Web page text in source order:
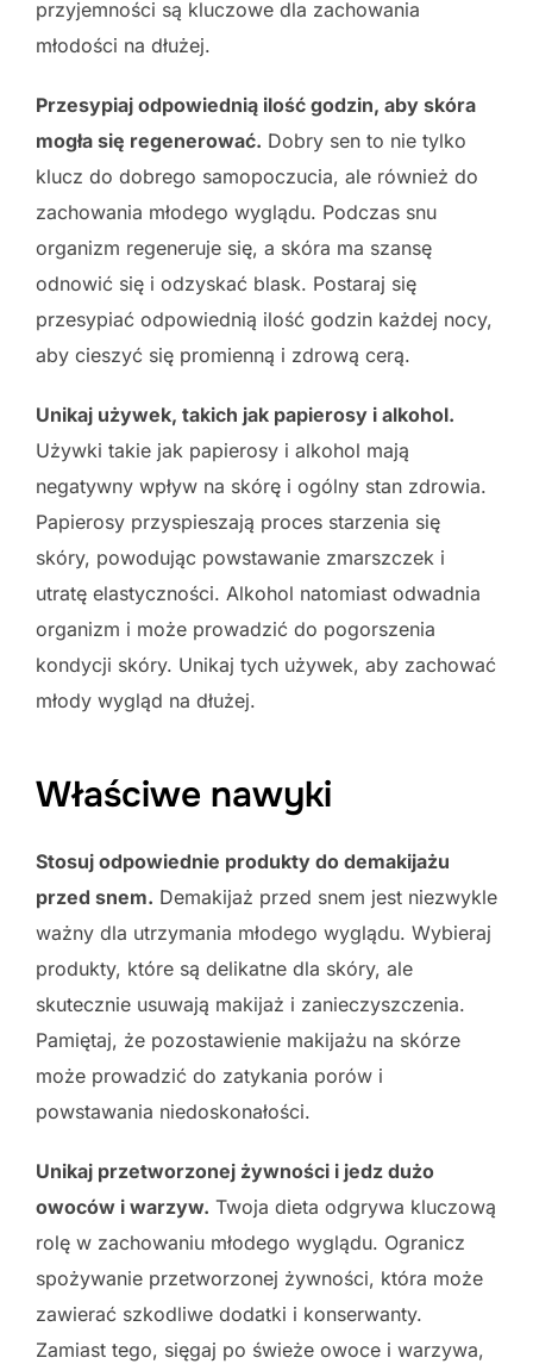
przyjemności są kluczowe dla zachowania
młodości na dłużej.
Przesypiaj odpowiednią ilość godzin, aby skóra
mogła się regenerować. Dobry sen to nie tylko
klucz do dobrego samopoczucia, ale również do
zachowania młodego wyglądu. Podczas snu
organizm regeneruje się, a skóra ma szansę
odnowić się i odzyskać blask. Postaraj się
przesypiać odpowiednią ilość godzin każdej nocy,
aby cieszyć się promienną i zdrową cerą.
Unikaj używek, takich jak papierosy i alkohol.
Używki takie jak papierosy i alkohol mają
negatywny wpływ na skórę i ogólny stan zdrowia.
Papierosy przyspieszają proces starzenia się
skóry, powodując powstawanie zmarszczek i
utratę elastyczności. Alkohol natomiast odwadnia
organizm i może prowadzić do pogorszenia
kondycji skóry. Unikaj tych używek, aby zachować
młody wygląd na dłużej.
Właściwe nawyki
Stosuj odpowiednie produkty do demakijażu
przed snem. Demakijaż przed snem jest niezwykle
ważny dla utrzymania młodego wyglądu. Wybieraj
produkty, które są delikatne dla skóry, ale
skutecznie usuwają makijaż i zanieczyszczenia.
Pamiętaj, że pozostawienie makijażu na skórze
może prowadzić do zatykania porów i
powstawania niedoskonałości.
Unikaj przetworzonej żywności i jedz dużo
owoców i warzyw. Twoja dieta odgrywa kluczową
rolę w zachowaniu młodego wyglądu. Ogranicz
spożywanie przetworzonej żywności, która może
zawierać szkodliwe dodatki i konserwanty.
Zamiast tego, sięgaj po świeże owoce i warzywa,